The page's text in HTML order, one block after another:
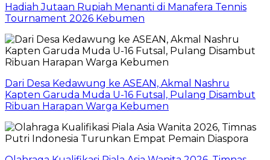
Hadiah Jutaan Rupiah Menanti di Manafera Tennis
Tournament 2026 Kebumen
Dari Desa Kedawung ke ASEAN, Akmal Nashru
Kapten Garuda Muda U-16 Futsal, Pulang Disambut
Ribuan Harapan Warga Kebumen